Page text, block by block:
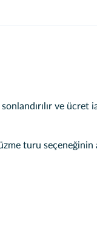
ve ücret
turu seçeneğinin